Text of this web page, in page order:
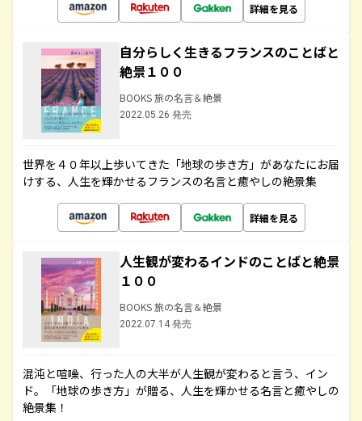
詳細を見る
自分らしく生きるフランスのことばと
絶景１００
BOOKS 旅の名言＆絶景
2022.05.26 発売
世界を４０年以上歩いてきた「地球の歩き方」があなたにお届
けする、人生を輝かせるフランスの名言と癒やしの絶景集
詳細を見る
人生観が変わるインドのことばと絶景
１００
BOOKS 旅の名言＆絶景
2022.07.14 発売
混沌と喧噪、行った人の大半が人生観が変わると言う、イン
ド。「地球の歩き方」が贈る、人生を輝かせる名言と癒やしの
絶景集！